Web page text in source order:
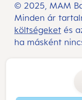
Termékmennyiség: Adja meg
© 2025, MAM
Minden ár
költségeket és
ha másként